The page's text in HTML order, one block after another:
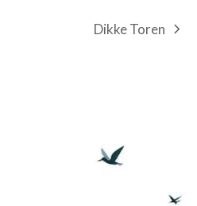
next
Dikke Toren